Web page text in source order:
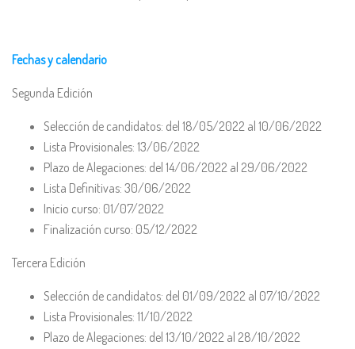
Fechas y calendario
Segunda Edición
Selección de candidatos: del 18/05/2022 al 10/06/2022
Lista Provisionales: 13/06/2022
Plazo de Alegaciones: del 14/06/2022 al 29/06/2022
Lista Definitivas: 30/06/2022
Inicio curso: 01/07/2022
Finalización curso: 05/12/2022
Tercera Edición
Selección de candidatos: del 01/09/2022 al 07/10/2022
Lista Provisionales: 11/10/2022
Plazo de Alegaciones: del 13/10/2022 al 28/10/2022